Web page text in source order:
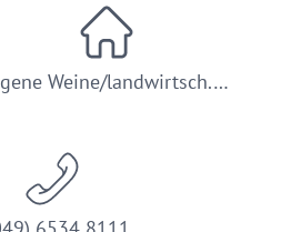
Weine/landwirtsch.…